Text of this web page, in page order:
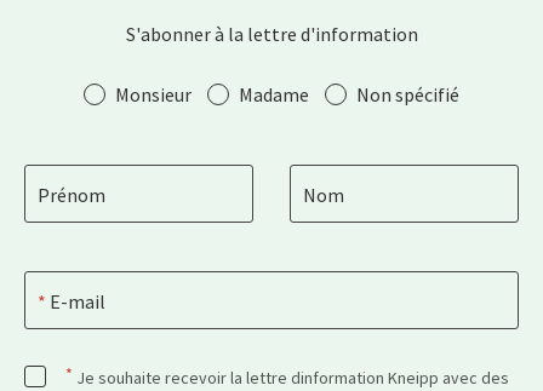
S'abonner à la lettre d'information
SalutationMonsieur Madame Non spécifié
Prénom Nom
E-mail
* Je souhaite recevoir la lettre dinformation Kneipp avec des